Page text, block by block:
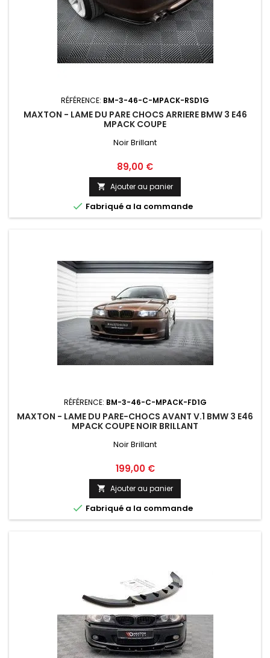
RÉFÉRENCE: BM-3-46-C-MPACK-RSD1G
MAXTON - LAME DU PARE CHOCS ARRIERE BMW 3 E46
MPACK COUPE
Noir Brillant
Prix
89,00 €
 Ajouter au panier
 Fabriqué a la commande
RÉFÉRENCE: BM-3-46-C-MPACK-FD1G
MAXTON - LAME DU PARE-CHOCS AVANT V.1 BMW 3 E46
MPACK COUPE NOIR BRILLANT
Noir Brillant
Prix
199,00 €
 Ajouter au panier
 Fabriqué a la commande